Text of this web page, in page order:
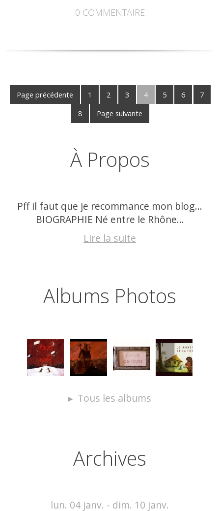
0 COMMENTAIRE
Page précédente 1 2 3 4 5 6
7
8
Page suivante
À Propos
Pff il faut que je recommance mon blog…
BIOGRAPHIE Né entre le Rhône...
Lire la suite
Albums Photos
Tous les albums
Archives
lun. 04 janv. - dim. 10 janv.